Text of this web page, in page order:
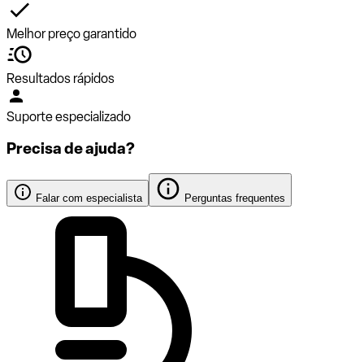
Melhor preço garantido
Resultados rápidos
Suporte especializado
Precisa de ajuda?
Falar com especialista Perguntas frequentes